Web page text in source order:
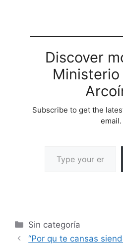
Discover
Subscribe to get the
email.
Sin categoría
“Por qu te cansas